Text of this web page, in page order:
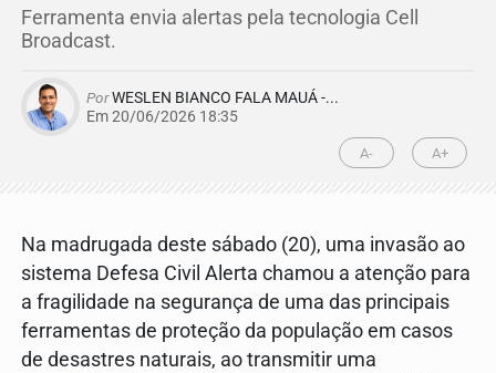
Ferramenta envia alertas pela tecnologia Cell
Broadcast.
PorWESLEN BIANCO FALA MAUÁ -...
Em 20/06/2026 18:35
A- A+
Na madrugada deste sábado (20), uma invasão ao
sistema Defesa Civil Alerta chamou a atenção para
a fragilidade na segurança de uma das principais
ferramentas de proteção da população em casos
de desastres naturais, ao transmitir uma